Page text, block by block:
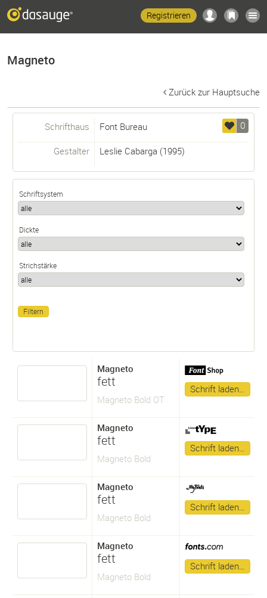
Registrieren
Magneto
Zurück zur Hauptsuche
0
Schrifthaus Font Bureau
Gestalter Leslie Cabarga (1995)
Schriftsystem
Dickte
Strichstärke
Magneto
fett
Magneto Bold OT
Schrift laden…
Magneto
fett
Magneto Bold
Schrift laden…
Magneto
fett
Magneto Bold
Schrift laden…
Magneto
fett
Magneto Bold
Schrift laden…